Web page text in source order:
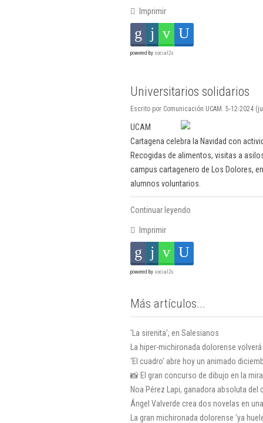
Imprimir
powered by social2s
Universitarios solidarios
Escrito por Comunicación UCAM. 5-12-2024
UCAM
Cartagena celebra la Navidad con
Recogidas de alimentos, visitas a
campus cartagenero de Los Dolores,
alumnos voluntarios.
Continuar leyendo
Imprimir
powered by social2s
Más artículos...
'La sirenita', en Salesianos
La hiper-michironada dolorense volverá
'El cuadro' abre hoy un animado
📸 El gran concurso de dibujo en la
Noa Pérez Lapi, ganadora absoluta
Ángel Valverde crea dos novelas en una
La gran michironada dolorense 'ya